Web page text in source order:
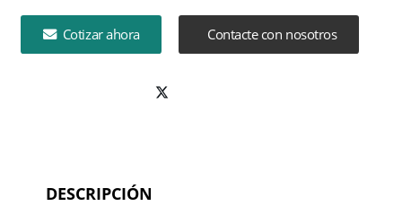
Cotizar ahora Contacte con nosotros
DESCRIPCIÓN